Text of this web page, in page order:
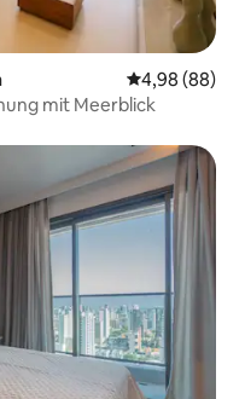
4,98 (88)
mit Meerblick